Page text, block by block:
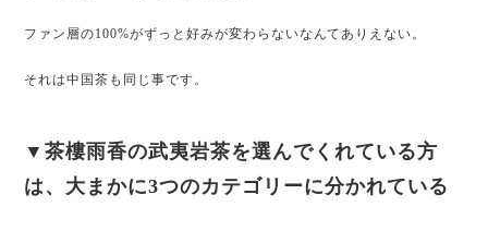
ファン層の100%がずっと好みが変わらないなんてありえない。
それは中国茶も同じ事です。
▼茶樓雨香の武夷岩茶を選んでくれている方
は、大まかに3つのカテゴリーに分かれている